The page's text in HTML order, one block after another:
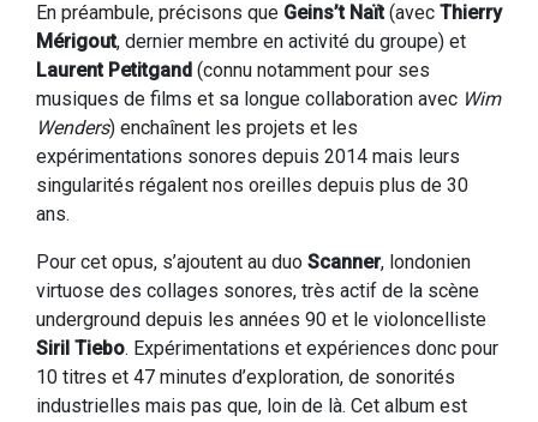
En préambule, précisons que Geins’t Naït(avec Thierry
Mérigout, dernier membre en activité du groupe) et
Laurent Petitgand (connu notamment pour ses
musiques de films et sa longue collaboration avec Wim
Wenders) enchaînent les projets et les
expérimentations sonores depuis 2014 mais leurs
singularités régalent nos oreilles depuis plus de 30
ans.
Pour cet opus, s’ajoutent au duo Scanner, londonien
virtuose des collages sonores, très actif de la scène
underground depuis les années 90 et le violoncelliste
Siril Tiebo. Expérimentations et expériences donc pour
10 titres et 47 minutes d’exploration, de sonorités
industrielles mais pas que, loin de là. Cet album est